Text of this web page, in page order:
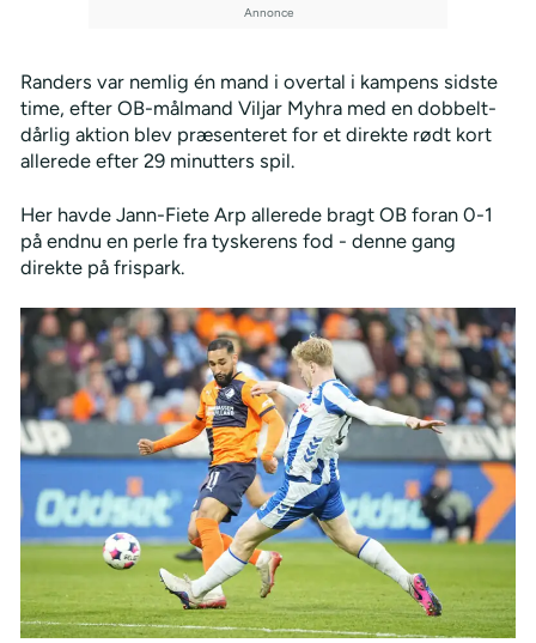
Randers var nemlig én mand i overtal i kampens sidste
time, efter OB-målmand Viljar Myhra med en dobbelt-
dårlig aktion blev præsenteret for et direkte rødt kort
allerede efter 29 minutters spil.
Her havde Jann-Fiete Arp allerede bragt OB foran 0-1
på endnu en perle fra tyskerens fod - denne gang
direkte på frispark.